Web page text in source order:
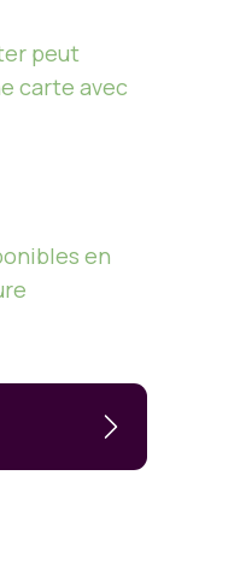
peut
carte avec
en